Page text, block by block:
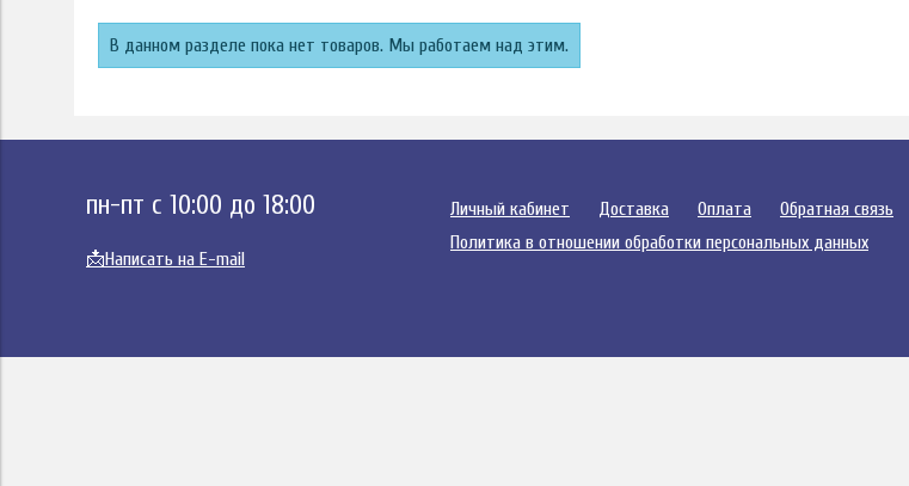
В данном разделе пока нет товаров. Мы работаем над этим.
пн-пт с 10:00 до 18:00
📩Написать на E-mail
Личный кабинет Доставка Оплата Обратная связь
Политика в отношении обработки персональных данных